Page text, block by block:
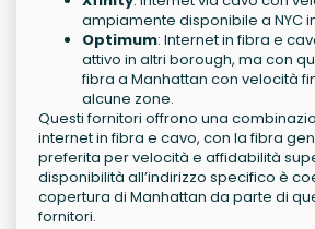
ampiamente disponibile a NYC
Optimum: Internet in fibra e
attivo in altri borough, ma con
fibra a Manhattan con velocità
alcune zone.
Questi fornitori offrono una
internet in fibra e cavo, con la fibra
preferita per velocità e affidabilità
disponibilità all’indirizzo specifico è
copertura di Manhattan da parte di
fornitori.